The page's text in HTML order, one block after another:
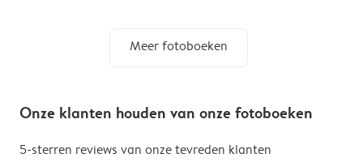
Meer fotoboeken
Onze klanten houden van onze fotoboeken
5-sterren reviews van onze tevreden klanten